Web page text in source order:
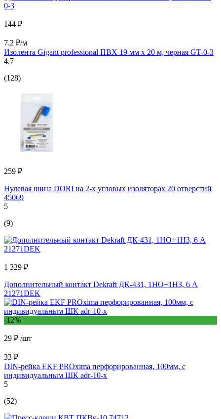
144 ₽
7.2 ₽/м
Изолента Gigant professional ПВХ 19 мм х 20 м, черная GT-0-3
4.7
(128)
259 ₽
Нулевая шина DORI на 2-х угловых изоляторах 20 отверстий
45069
5
(9)
1 329 ₽
Дополнительный контакт Dekraft ДК-431, 1НО+1НЗ, 6 А
21271DEK
-12%
29 ₽ /шт
33 ₽
DIN-рейка EKF PROxima перфорированная, 100мм, с
индивидуальным ШК adr-10-x
5
(52)